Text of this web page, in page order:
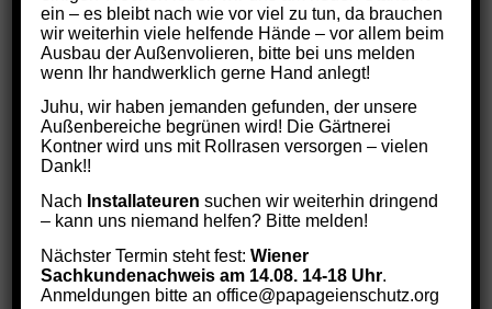
zerkleinertes Eiweiss, klein geschnittene
Jungzwiebel, Schnittlauch, Karottengrün.
Mittagessen für jeden Tag:
Täglich frisches Obst: Apfelstücke,
Weintrauben, Kumquats oder anderes.
Abendessen täglich:
Um ca. 17 Uhr gebe ich Pellets und Hagebutten.
Einmal in der Woche bekommen meine Amazonen
ein – es bleibt nach wie vor viel zu tun, da brauchen
wir weiterhin viele helfende Hände – vor allem beim
Ausbau der Außenvolieren, bitte bei uns melden
wenn Ihr handwerklich gerne Hand anlegt!
Juhu, wir haben jemanden gefunden, der unsere
Außenbereiche begrünen wird! Die Gärtnerei
Kontner wird uns mit Rollrasen versorgen – vielen
Dank!!
Nach Installateuren suchen wir weiterhin dringend
– kann uns niemand helfen? Bitte melden!
Nächster Termin steht fest:Wiener
Sachkundenachweis am 14.08. 14-18 Uhr.
Anmeldungen bitte an office@papageienschutz.org